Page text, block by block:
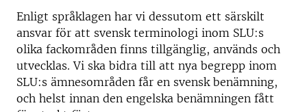
Enligt språklagen har vi dessutom ett särskilt
ansvar för att svensk terminologi inom SLU:s
olika fackområden finns tillgänglig, används och
utvecklas. Vi ska bidra till att nya begrepp inom
SLU:s ämnesområden får en svensk benämning,
och helst innan den engelska benämningen fått